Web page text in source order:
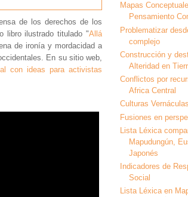
de los derechos de los
libro ilustrado titulado "Allá
de ironía y mordacidad a
En su sitio web,
con ideas para activistas
Mapas
Pensamiento
Problematizar
complejo
Construcción y
Alteridad en
Conflictos por
Africa Central
Culturas
Fusiones en
Lista Léxica
Mapudungún,
Japonés
Indicadores de
Social
Lista Léxica en